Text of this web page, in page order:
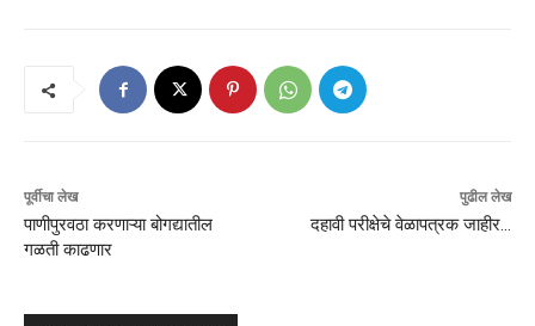
पूर्वीचा लेख
पाणीपुरवठा करणाऱ्या बोगद्यातील
गळती काढणार
पुढील लेख
दहावी परीक्षेचे वेळापत्रक जाहीर…